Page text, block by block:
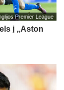
Premier League
į „Aston